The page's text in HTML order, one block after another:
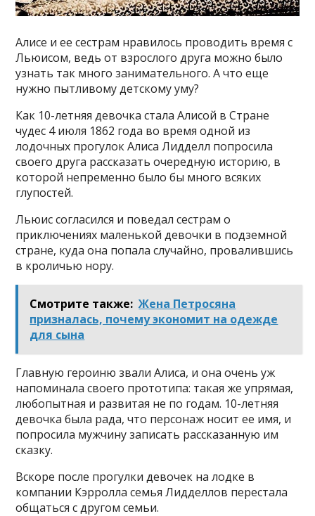
Алисе и ее сестрам нравилось проводить время с
Льюисом, ведь от взрослого друга можно было
узнать так много занимательного. А что еще
нужно пытливому детскому уму?
Как 10-летняя девочка стала Алисой в Стране
чудес 4 июля 1862 года во время одной из
лодочных прогулок Алиса Лидделл попросила
своего друга рассказать очередную историю, в
которой непременно было бы много всяких
глупостей.
Льюис согласился и поведал сестрам о
приключениях маленькой девочки в подземной
стране, куда она попала случайно, провалившись
в кроличью нору.
Смотрите также: Жена Петросяна
призналась, почему экономит на одежде
для сына
Главную героиню звали Алиса, и она очень уж
напоминала своего прототипа: такая же упрямая,
любопытная и развитая не по годам. 10-летняя
девочка была рада, что персонаж носит ее имя, и
попросила мужчину записать рассказанную им
сказку.
Вскоре после прогулки девочек на лодке в
компании Кэрролла семья Лидделлов перестала
общаться с другом семьи.